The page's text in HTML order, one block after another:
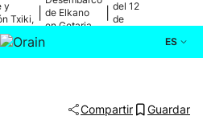
y
Txiki,
de Elkano
en Getaria
del 12
de
ES
Compartir Guardar